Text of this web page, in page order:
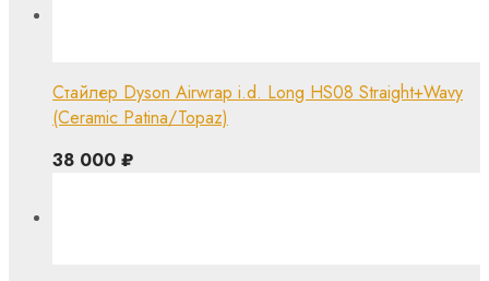
Стайлер Dyson Airwrap i.d. Long HS08 Straight+Wavy
(Ceramic Patina/Topaz)
38 000 ₽